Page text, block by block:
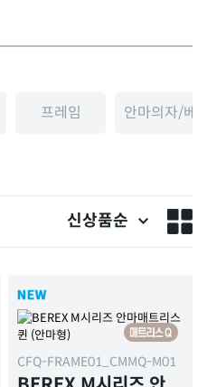
프레임 안마의자/베
신상품순
CFQ-FRAME01_CMMQ-M01